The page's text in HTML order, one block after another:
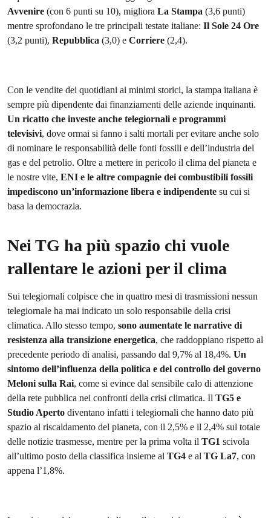
Avvenire (con 6 punti su 10), migliora La Stampa (3,6 punti)
mentre sprofondano le tre principali testate italiane: Il Sole 24 Ore
(3,2 punti), Repubblica (3,0) e Corriere (2,4).
Con le vendite dei quotidiani ai minimi storici, la stampa italiana è
sempre più dipendente dai finanziamenti delle aziende inquinanti.
Un ricatto che investe anche telegiornali e programmi
televisivi, dove ormai si fanno i salti mortali per evitare anche solo
di nominare le responsabilità delle fonti fossili e dell’industria del
gas e del petrolio. Oltre a mettere in pericolo il clima del pianeta e
le nostre vite, ENI e le altre compagnie dei combustibili fossili
impediscono un’informazione libera e indipendente su cui si
basa la democrazia.
Nei TG ha più spazio chi vuole
rallentare le azioni per il clima
Sui telegiornali colpisce che in quattro mesi di trasmissioni nessun
telegiornale ha mai indicato un solo responsabile della crisi
climatica. Allo stesso tempo, sono aumentate le narrative di
resistenza alla transizione energetica, che raddoppiano rispetto al
precedente periodo di analisi, passando dal 9,7% al 18,4%. Un
sintomo dell’influenza della politica e del controllo del governo
Meloni sulla Rai, come si evince dal sensibile calo di attenzione
della rete pubblica nei confronti della crisi climatica. Il TG5 e
Studio Aperto diventano infatti i telegiornali che hanno dato più
spazio al riscaldamento del pianeta, con il 2,5% e il 2,4% sul totale
delle notizie trasmesse, mentre per la prima volta il TG1 scivola
all’ultimo posto della classifica insieme al TG4 e al TG La7, con
appena l’1,8%.